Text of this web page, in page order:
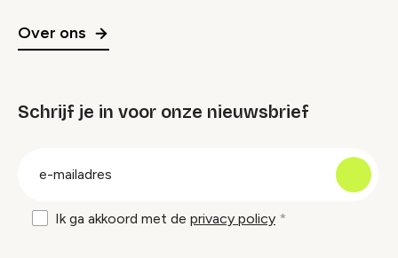
Over ons
Schrijf je in voor onze nieuwsbrief
Ik ga akkoord met de privacy policy